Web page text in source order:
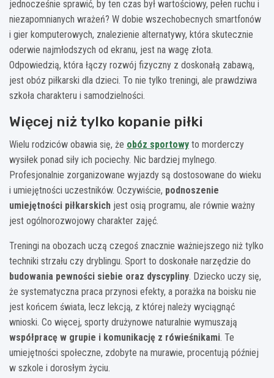
jednocześnie sprawić, by ten czas był wartościowy, pełen ruchu i
niezapomnianych wrażeń? W dobie wszechobecnych smartfonów
i gier komputerowych, znalezienie alternatywy, która skutecznie
oderwie najmłodszych od ekranu, jest na wagę złota.
Odpowiedzią, która łączy rozwój fizyczny z doskonałą zabawą,
jest obóz piłkarski dla dzieci. To nie tylko treningi, ale prawdziwa
szkoła charakteru i samodzielności.
Więcej niż tylko kopanie piłki
Wielu rodziców obawia się, że obóz sportowy to morderczy
wysiłek ponad siły ich pociechy. Nic bardziej mylnego.
Profesjonalnie zorganizowane wyjazdy są dostosowane do wieku
i umiejętności uczestników. Oczywiście, podnoszenie
umiejętności piłkarskich jest osią programu, ale równie ważny
jest ogólnorozwojowy charakter zajęć.
Treningi na obozach uczą czegoś znacznie ważniejszego niż tylko
techniki strzału czy dryblingu. Sport to doskonałe narzędzie do
budowania pewności siebie oraz dyscypliny. Dziecko uczy się,
że systematyczna praca przynosi efekty, a porażka na boisku nie
jest końcem świata, lecz lekcją, z której należy wyciągnąć
wnioski. Co więcej, sporty drużynowe naturalnie wymuszają
współpracę w grupie i komunikację z rówieśnikami. Te
umiejętności społeczne, zdobyte na murawie, procentują później
w szkole i dorosłym życiu.